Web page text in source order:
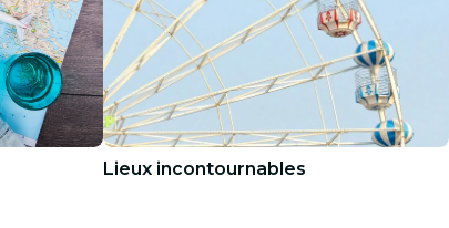
Lieux incontournables